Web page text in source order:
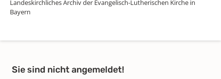
Landeskirchliches Archiv der Evangelisch-Lutherischen Kirche in
Bayern
Sie sind nicht angemeldet!